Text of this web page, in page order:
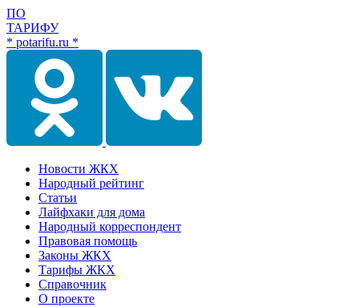
ПО
ТАРИФУ
* potarifu.ru *
Новости ЖКХ
Народный рейтинг
Статьи
Лайфхаки для дома
Народный корреспондент
Правовая помощь
Законы ЖКХ
Тарифы ЖКХ
Справочник
О проекте